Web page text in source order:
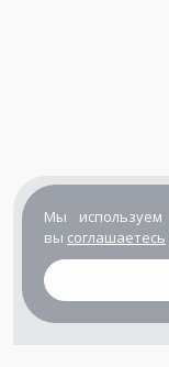
Мы
вы соглашаетесь